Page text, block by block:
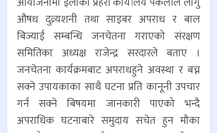
औषध दुव्र्यशनी तथा साइबर अपराध र बाल
बिज्याई सम्बन्धि जनचेतना गराएको संरक्षण
समितिका अध्यक्ष राजेन्द्र सरदारले बताए ।
जनचेतना कार्यक्रमबाट अपराधहुने अवस्था र बच्न
सक्ने उपायकाका साथै घटना प्रति कानूनी उपचार
गर्न सक्ने बिषयमा जानकारी पाएको भन्दै
अपराधिक घटनाबारे समुदाय सचेत हुन मौका